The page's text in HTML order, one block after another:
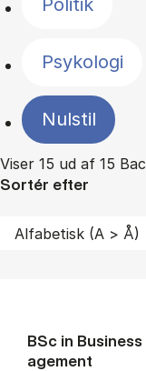
Politik
Psykologi
Nulstil
Viser 15 ud af 15
Sortér efter
BSc in
age­ment